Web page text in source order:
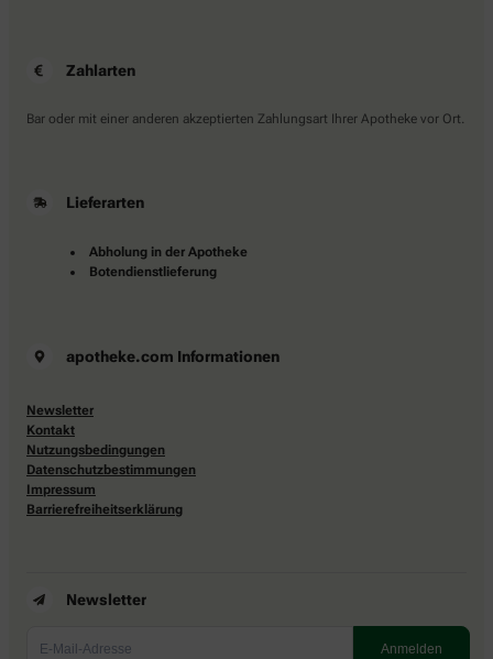
Zahlarten
Bar oder mit einer anderen akzeptierten Zahlungsart Ihrer Apotheke vor Ort.
Lieferarten
Abholung in der Apotheke
Botendienstlieferung
apotheke.com Informationen
Newsletter
Kontakt
Nutzungsbedingungen
Datenschutzbestimmungen
Impressum
Barrierefreiheitserklärung
Newsletter